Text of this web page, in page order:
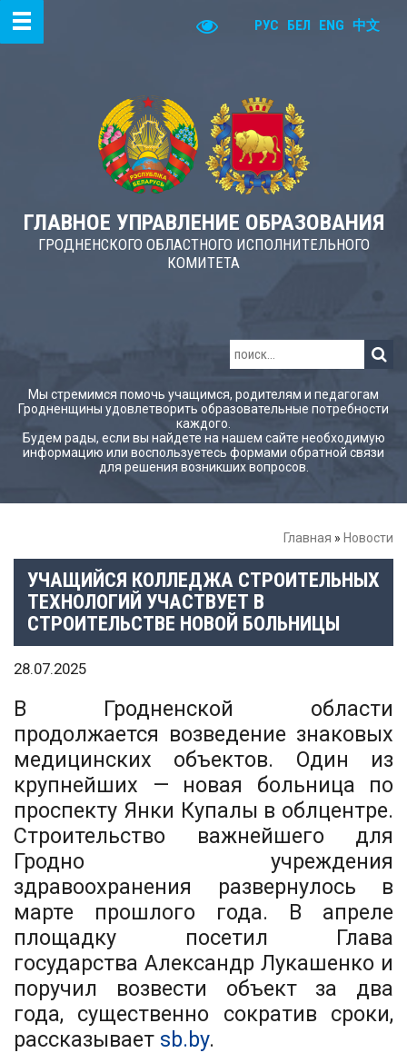
РУС БЕЛ ENG 中文
ГЛАВНОЕ УПРАВЛЕНИЕ ОБРАЗОВАНИЯ
ГРОДНЕНСКОГО ОБЛАСТНОГО ИСПОЛНИТЕЛЬНОГО
КОМИТЕТА
Мы стремимся помочь учащимся, родителям и педагогам
Гродненщины удовлетворить образовательные потребности
каждого.
Будем рады, если вы найдете на нашем сайте необходимую
информацию или воспользуетесь формами обратной связи
для решения возникших вопросов.
Главная » Новости
УЧАЩИЙСЯ КОЛЛЕДЖА СТРОИТЕЛЬНЫХ
ТЕХНОЛОГИЙ УЧАСТВУЕТ В
СТРОИТЕЛЬСТВЕ НОВОЙ БОЛЬНИЦЫ
28.07.2025
В Гродненской области
продолжается возведение знаковых
медицинских объектов. Один из
крупнейших — новая больница по
проспекту Янки Купалы в облцентре.
Строительство важнейшего для
Гродно учреждения
здравоохранения развернулось в
марте прошлого года. В апреле
площадку посетил Глава
государства Александр Лукашенко и
поручил возвести объект за два
года, существенно сократив сроки,
рассказывает sb.by.